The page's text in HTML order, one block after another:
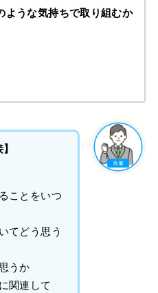
ような気持ちで取り組むか
ことをいつ
てどう思う
うか
関連して